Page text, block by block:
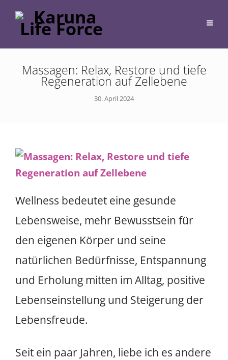
Massagen: Relax, Restore und tiefe
Regeneration auf Zellebene
30. April 2024
Wellness bedeutet eine gesunde
Lebensweise, mehr Bewusstsein für
den eigenen Körper und seine
natürlichen Bedürfnisse, Entspannung
und Erholung mitten im Alltag, positive
Lebenseinstellung und Steigerung der
Lebensfreude.
Seit ein paar Jahren, liebe ich es andere